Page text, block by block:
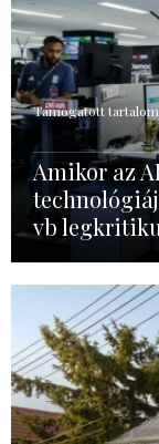
Támogatott tartalom
Amikor az
vb